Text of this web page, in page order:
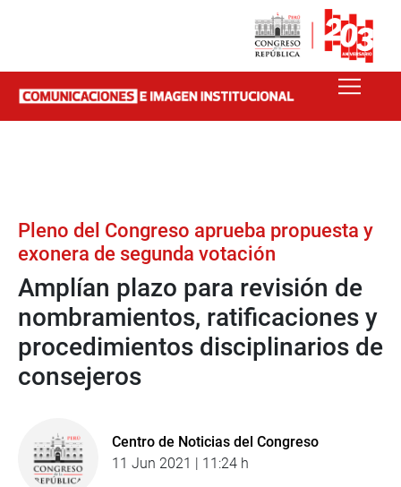
Pleno del Congreso aprueba propuesta y
exonera de segunda votación
Amplían plazo para revisión de
nombramientos, ratificaciones y
procedimientos disciplinarios de
consejeros
Centro de Noticias del Congreso
11 Jun 2021 | 11:24 h